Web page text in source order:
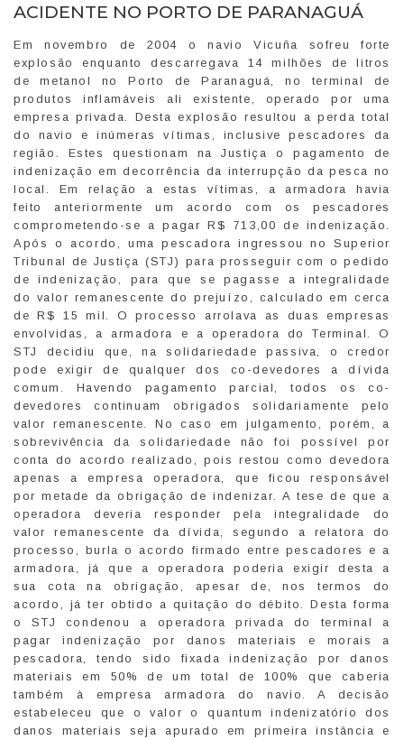
ACIDENTE NO PORTO DE PARANAGUÁ
Em novembro de 2004 o navio Vicuña sofreu forte
explosão enquanto descarregava 14 milhões de litros
de metanol no Porto de Paranaguá, no terminal de
produtos inflamáveis ali existente, operado por uma
empresa privada. Desta explosão resultou a perda total
do navio e inúmeras vítimas, inclusive pescadores da
região. Estes questionam na Justiça o pagamento de
indenização em decorrência da interrupção da pesca no
local. Em relação a estas vítimas, a armadora havia
feito anteriormente um acordo com os pescadores
comprometendo-se a pagar R$ 713,00 de indenização.
Após o acordo, uma pescadora ingressou no Superior
Tribunal de Justiça (STJ) para prosseguir com o pedido
de indenização, para que se pagasse a integralidade
do valor remanescente do prejuízo, calculado em cerca
de R$ 15 mil. O processo arrolava as duas empresas
envolvidas, a armadora e a operadora do Terminal. O
STJ decidiu que, na solidariedade passiva, o credor
pode exigir de qualquer dos co-devedores a dívida
comum. Havendo pagamento parcial, todos os co-
devedores continuam obrigados solidariamente pelo
valor remanescente. No caso em julgamento, porém, a
sobrevivência da solidariedade não foi possível por
conta do acordo realizado, pois restou como devedora
apenas a empresa operadora, que ficou responsável
por metade da obrigação de indenizar. A tese de que a
operadora deveria responder pela integralidade do
valor remanescente da dívida, segundo a relatora do
processo, burla o acordo firmado entre pescadores e a
armadora, já que a operadora poderia exigir desta a
sua cota na obrigação, apesar de, nos termos do
acordo, já ter obtido a quitação do débito. Desta forma
o STJ condenou a operadora privada do terminal a
pagar indenização por danos materiais e morais a
pescadora, tendo sido fixada indenização por danos
materiais em 50% de um total de 100% que caberia
também à empresa armadora do navio. A decisão
estabeleceu que o valor o quantum indenizatório dos
danos materiais seja apurado em primeira instância e